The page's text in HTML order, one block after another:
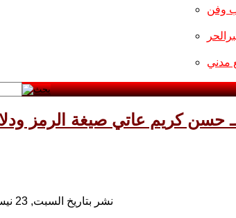
وفن
مدني
حسن كريم عاتي صيغة الرمز
نشر بتاريخ السبت, 23 نيسان/أبريل 2016 19:43